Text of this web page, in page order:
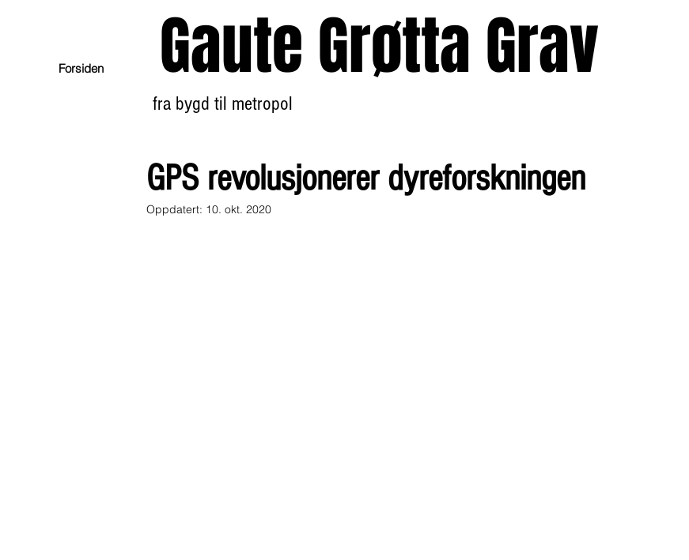
Gaute Grøtta Grav
fra bygd til metropol
Forsiden
GPS revolusjonerer dyreforskningen
Oppdatert: 10. okt. 2020